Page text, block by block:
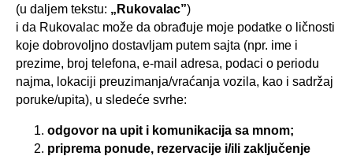
(u daljem tekstu: „Rukovalac”)
i da Rukovalac može da obrađuje moje podatke o ličnosti
koje dobrovoljno dostavljam putem sajta (npr. ime i
prezime, broj telefona, e-mail adresa, podaci o periodu
najma, lokaciji preuzimanja/vraćanja vozila, kao i sadržaj
poruke/upita), u sledeće svrhe:
odgovor na upit i komunikacija sa mnom;
priprema ponude, rezervacije i/ili zaključenje